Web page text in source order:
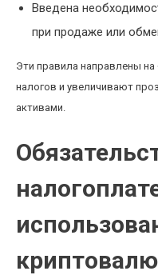
Введена
при продаже или
Эти правила направлены на
налогов и увеличивают
активами.